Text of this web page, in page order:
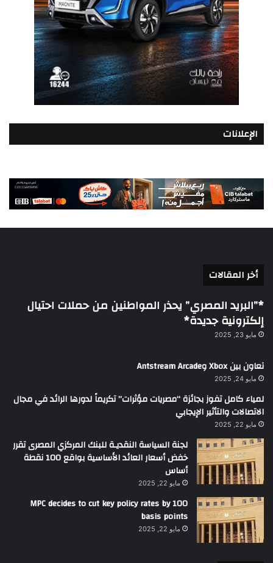
الإعلانات
أخر المقالات
*”البريد المصري” يحذر المواطنين من حملات احتيال
إلكترونية جديدة*
مايو 23, 2025
تعاون بين Xbox وAntstream Arcade
مايو 24, 2025
لمياء كامل تفوز بجائزة “مصريات مؤثرات” تكريماً لدورها الرائد في مجال
الاتصالات والتأثير الإيجابي
مايو 22, 2025
لجنة السياسة النقديـة للبنك المركزي المصرى تقرر
خفض أسعار العائد الأساسية بواقع 100 نقطة
أساس
مايو 22, 2025
MPC decides to cut key policy rates by 100
basis points
مايو 22, 2025